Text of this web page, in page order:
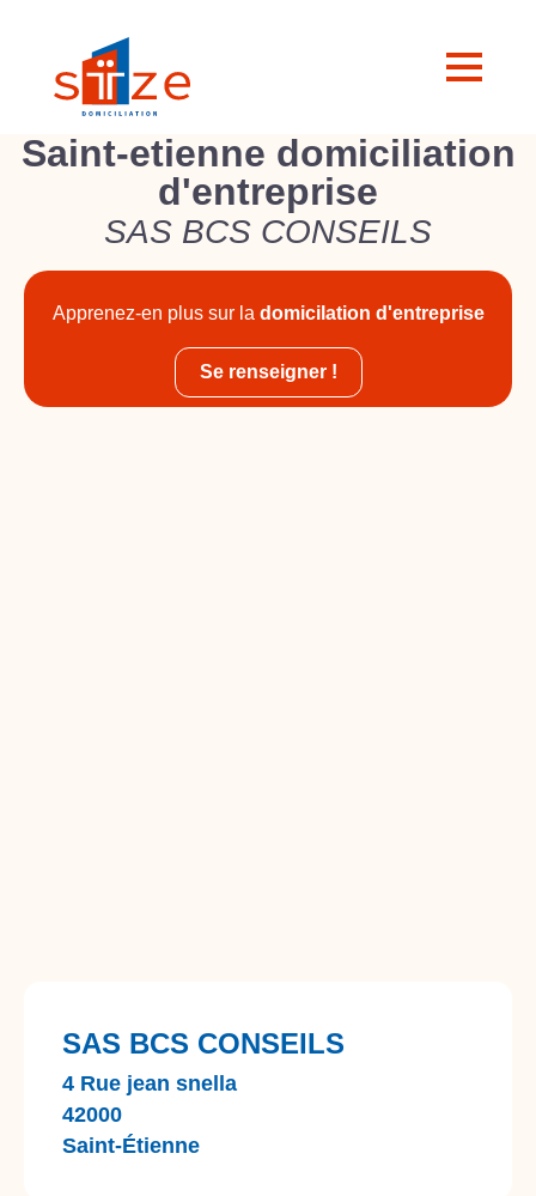
Saint-etienne domiciliation
d'entreprise
SAS BCS CONSEILS
Apprenez-en plus sur la domicilation d'entreprise
Se renseigner !
SAS BCS CONSEILS
4 Rue jean snella
42000
Saint-Étienne